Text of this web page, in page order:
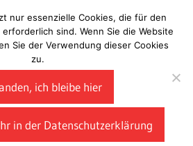
Laberladen
nur essenzielle Cookies, die für den
sind. Wenn Sie die Website
Sie der Verwendung dieser Cookies
zu.
ich bleibe hier
in der Datenschutzerklärung